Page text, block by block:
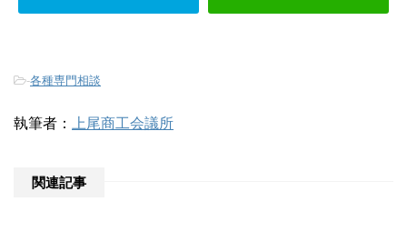
-各種専門相談
執筆者： 上尾商工会議所
関連記事